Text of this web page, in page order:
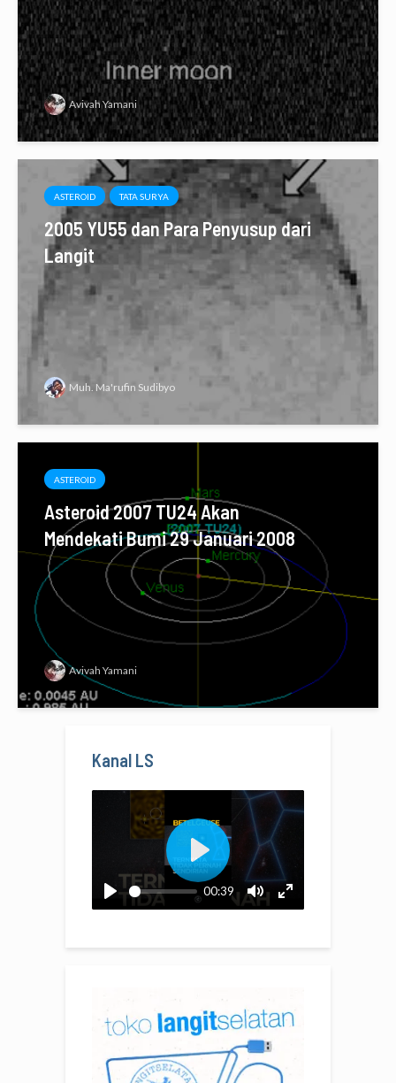
Avivah Yamani
ASTEROID TATA SURYA
2005 YU55 dan Para Penyusup dari
Langit
Muh. Ma'rufin Sudibyo
ASTEROID
Asteroid 2007 TU24 Akan
Mendekati Bumi 29 Januari 2008
Avivah Yamani
Kanal LS